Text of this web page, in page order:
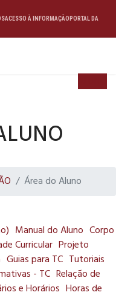
ACESSO À INFORMAÇÃO PORTAL DA
Área do Aluno
Manual do Aluno Corpo
Curricular Projeto
Guias para TC Tutoriais
- TC Relação de
e Horários Horas de